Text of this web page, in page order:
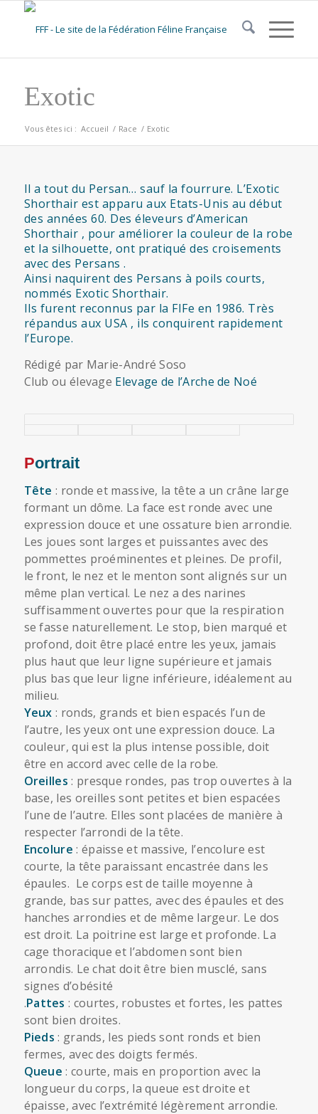
Exotic
Vous êtes ici : Accueil / Race / Exotic
Il a tout du Persan… sauf la fourrure. L’Exotic
Shorthair est apparu aux Etats-Unis au début
des années 60. Des éleveurs d’American
Shorthair , pour améliorer la couleur de la robe
et la silhouette, ont pratiqué des croisements
avec des Persans .
Ainsi naquirent des Persans à poils courts,
nommés Exotic Shorthair.
Ils furent reconnus par la FIFe en 1986. Très
répandus aux USA , ils conquirent rapidement
l’Europe.
Rédigé par Marie-André Soso
Club ou élevage Elevage de l’Arche de Noé
Portrait
Tête : ronde et massive, la tête a un crâne large
formant un dôme. La face est ronde avec une
expression douce et une ossature bien arrondie.
Les joues sont larges et puissantes avec des
pommettes proéminentes et pleines. De profil,
le front, le nez et le menton sont alignés sur un
même plan vertical. Le nez a des narines
suffisamment ouvertes pour que la respiration
se fasse naturellement. Le stop, bien marqué et
profond, doit être placé entre les yeux, jamais
plus haut que leur ligne supérieure et jamais
plus bas que leur ligne inférieure, idéalement au
milieu.
Yeux : ronds, grands et bien espacés l’un de
l’autre, les yeux ont une expression douce. La
couleur, qui est la plus intense possible, doit
être en accord avec celle de la robe.
Oreilles : presque rondes, pas trop ouvertes à la
base, les oreilles sont petites et bien espacées
l’une de l’autre. Elles sont placées de manière à
respecter l’arrondi de la tête.
Encolure : épaisse et massive, l’encolure est
courte, la tête paraissant encastrée dans les
épaules. Le corps est de taille moyenne à
grande, bas sur pattes, avec des épaules et des
hanches arrondies et de même largeur. Le dos
est droit. La poitrine est large et profonde. La
cage thoracique et l’abdomen sont bien
arrondis. Le chat doit être bien musclé, sans
signes d’obésité
.Pattes : courtes, robustes et fortes, les pattes
sont bien droites.
Pieds : grands, les pieds sont ronds et bien
fermes, avec des doigts fermés.
Queue : courte, mais en proportion avec la
longueur du corps, la queue est droite et
épaisse, avec l’extrémité légèrement arrondie.